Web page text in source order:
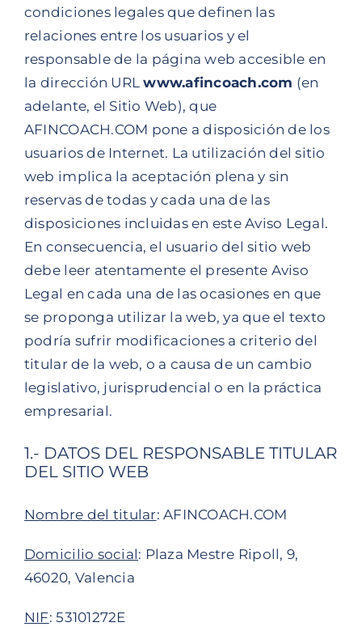
condiciones legales que definen las
relaciones entre los usuarios y el
responsable de la página web accesible en
la dirección URLwww.afincoach.com (en
adelante, el Sitio Web), que
AFINCOACH.COM pone a disposición de los
usuarios de Internet. La utilización del sitio
web implica la aceptación plena y sin
reservas de todas y cada una de las
disposiciones incluidas en este Aviso Legal.
En consecuencia, el usuario del sitio web
debe leer atentamente el presente Aviso
Legal en cada una de las ocasiones en que
se proponga utilizar la web, ya que el texto
podría sufrir modificaciones a criterio del
titular de la web, o a causa de un cambio
legislativo, jurisprudencial o en la práctica
empresarial.
1.- DATOS DEL RESPONSABLE TITULAR
DEL SITIO WEB
Nombre del titular: AFINCOACH.COM
Domicilio social: Plaza Mestre Ripoll, 9,
46020, Valencia
NIF: 53101272E